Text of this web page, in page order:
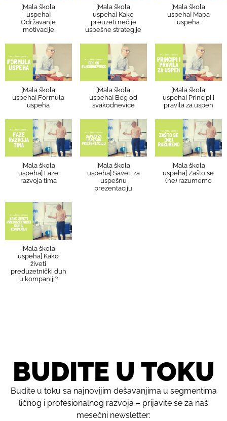
[Mala škola
uspeha]
Održavanje
motivacije
[Mala škola
uspeha] Kako
preuzeti nečije
uspešne strategije
[Mala škola
uspeha] Mapa
uspeha
[Mala škola
uspeha] Formula
uspeha
[Mala škola
uspeha] Beg od
svakodnevice
[Mala škola
uspeha] Principi i
pravila za uspeh
[Mala škola
uspeha] Faze
razvoja tima
[Mala škola
uspeha] Saveti za
uspešnu
prezentaciju
[Mala škola
uspeha] Zašto se
(ne) razumemo
[Mala škola
uspeha] Kako
živeti
preduzetnički duh
u kompaniji?
BUDITE U TOKU
Budite u toku sa najnovijim dešavanjima u segmentima
ličnog i profesionalnog razvoja – prijavite se za naš
mesečni newsletter: